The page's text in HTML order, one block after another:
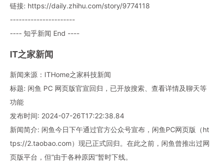
链接: https://daily.zhihu.com/story/9774118
----------------------
---- 知乎新闻 End ----
IT之家新闻
新闻来源：ITHome之家科技新闻
标题: 闲鱼 PC 网页版官宣回归，已开放搜索、查看详情及聊天等
功能
发布时间: 2024-07-26T17:22:38.84
新闻简介: 闲鱼今日下午通过官方公众号宣布，闲鱼PC网页版（ht
tps://2.taobao.com）现已正式回归。在此之前，闲鱼曾推出过网
页版平台，但“由于各种原因”暂时下线。